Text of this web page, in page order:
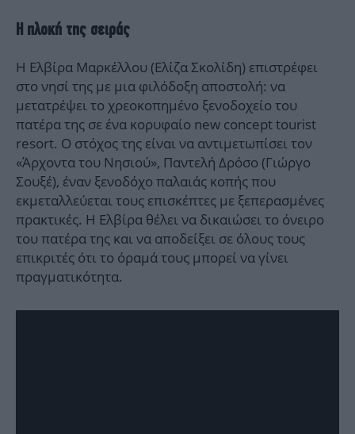
Η πλοκή της σειράς
Η Ελβίρα Μαρκέλλου (Ελίζα Σκολίδη) επιστρέφει
στο νησί της με μια φιλόδοξη αποστολή: να
μετατρέψει το χρεοκοπημένο ξενοδοχείο του
πατέρα της σε ένα κορυφαίο new concept tourist
resort. Ο στόχος της είναι να αντιμετωπίσει τον
«Άρχοντα του Νησιού», Παντελή Δρόσο (Γιώργο
Σουξέ), έναν ξενοδόχο παλαιάς κοπής που
εκμεταλλεύεται τους επισκέπτες με ξεπερασμένες
πρακτικές. Η Ελβίρα θέλει να δικαιώσει το όνειρο
του πατέρα της και να αποδείξει σε όλους τους
επικριτές ότι το όραμά τους μπορεί να γίνει
πραγματικότητα.